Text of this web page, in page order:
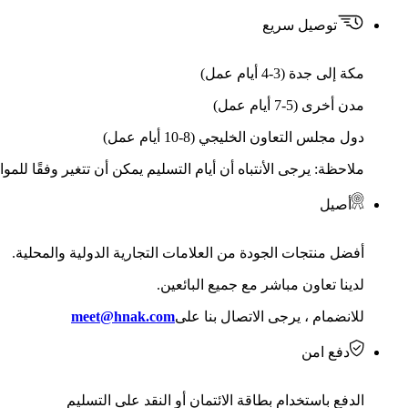
توصيل سريع
مكة إلى جدة (3-4 أيام عمل)
مدن أخرى (5-7 أيام عمل)
دول مجلس التعاون الخليجي (8-10 أيام عمل)
ملاحظة: يرجى الأنتباه أن أيام التسليم يمكن أن تتغير وفقًا
أصيل
أفضل منتجات الجودة من العلامات التجارية الدولية والمحلية.
لدينا تعاون مباشر مع جميع البائعين.
للانضمام ، يرجى الاتصال بنا علىmeet@hnak.com
دفع امن
الدفع باستخدام بطاقة الائتمان أو النقد على التسليم